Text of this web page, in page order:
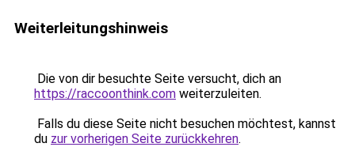
Weiterleitungshinweis
Die von dir besuchte Seite versucht, dich an
https://raccoonthink.com weiterzuleiten.
Falls du diese Seite nicht besuchen möchtest, kannst
du zur vorherigen Seite zurückkehren.